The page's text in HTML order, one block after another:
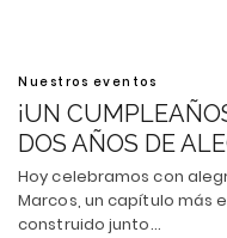
Nuestros eventos
¡UN
DOS AÑOS DE
Hoy celebramos con
Marcos, un capítulo más
construido junto…